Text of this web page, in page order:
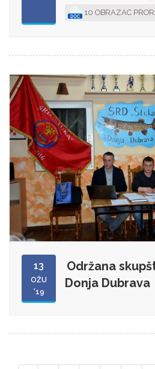
10 OBRAZAC
13
OŽU
'19
Održana
Donja Dubrava